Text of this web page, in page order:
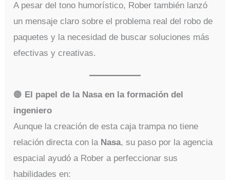
A pesar del tono humorístico, Rober también lanzó
un mensaje claro sobre el problema real del robo de
paquetes y la necesidad de buscar soluciones más
efectivas y creativas.
🟠 El papel de la Nasa en la formación del
ingeniero
Aunque la creación de esta caja trampa no tiene
relación directa con la Nasa, su paso por la agencia
espacial ayudó a Rober a perfeccionar sus
habilidades en: